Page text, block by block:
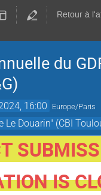
Retour à
du
16:00 Europe/Paris
Le Douarin" (CBI
IS